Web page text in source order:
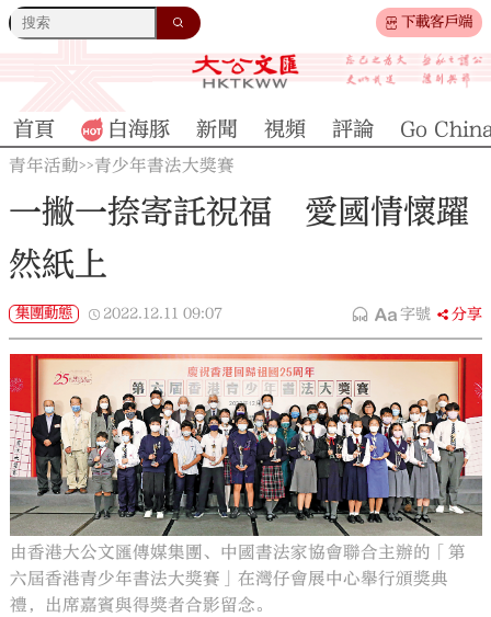
下載客戶端
首頁 白海豚 新聞 視頻 評論 Go
青年活動>>青少年書法大獎賽
一撇一捺寄託祝福 愛國情懷躍
然紙上
集團動態 2022.12.11 09:07 字號 分享
由香港大公文匯傳媒集團、中國書法家協會聯合主辦的「第
六屆香港青少年書法大獎賽」在灣仔會展中心舉行頒獎典
禮，出席嘉賓與得獎者合影留念。